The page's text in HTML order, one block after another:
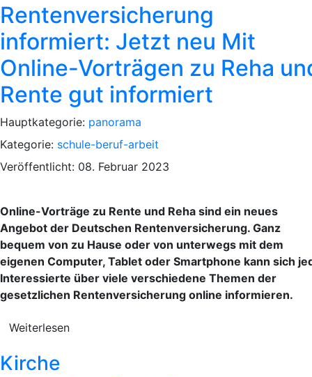
Rentenversicherung
informiert: Jetzt neu Mit
Online-Vorträgen zu Reha
Rente gut informiert
Hauptkategorie: panorama
Kategorie: schule-beruf-arbeit
Veröffentlicht: 08. Februar 2023
Online-Vorträge zu Rente und Reha sind ein neues
Angebot der Deutschen Rentenversicherung. Ganz
bequem von zu Hause oder von unterwegs mit dem
eigenen Computer, Tablet oder Smartphone kann sich
Interessierte über viele verschiedene Themen der
gesetzlichen Rentenversicherung online informieren.
Weiterlesen
Kirche